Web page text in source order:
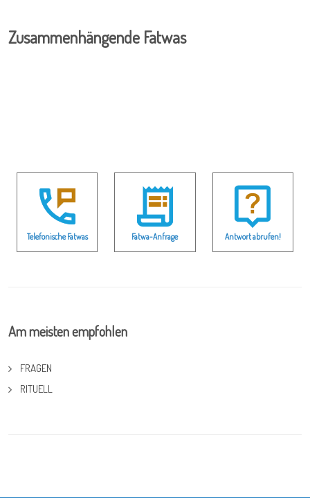
Zusammenhängende Fatwas
Telefonische Fatwas Fatwa-Anfrage Antwort abrufen!
Am meisten empfohlen
FRAGEN
RITUELL